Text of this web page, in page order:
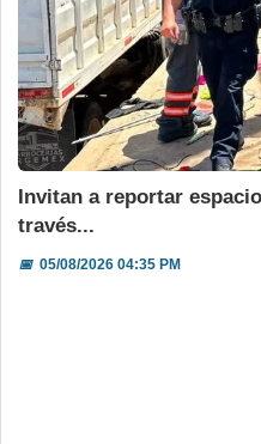
Invitan a reportar
través...
📅05/08/2026 04:35 PM